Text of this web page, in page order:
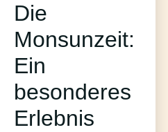
Die
Monsunzeit:
Ein
besonderes
Erlebnis